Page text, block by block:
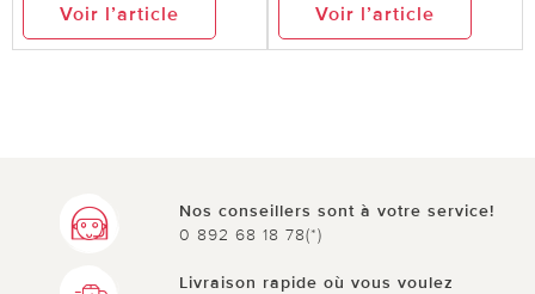
Voir l’article Voir l’article
Nos conseillers sont à votre service!
0 892 68 18 78(*)
Livraison rapide où vous voulez